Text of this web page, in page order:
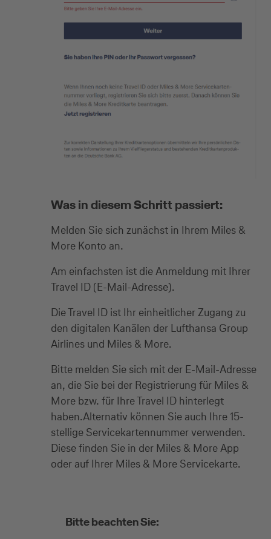
Was in diesem Schritt passiert:
Melden Sie sich zunächst in Ihrem Miles &
More Konto an.
Am einfachsten ist die Anmeldung mit Ihrer
Travel ID (E-Mail-Adresse).
Die Travel ID ist Ihr einheitlicher Zugang zu
den digitalen Kanälen der Lufthansa Group
Airlines und Miles & More.
Bitte melden Sie sich mit der E-Mail-Adresse
an, die Sie bei der Registrierung für Miles &
More bzw. für Ihre Travel ID hinterlegt
haben.​Alternativ können Sie auch Ihre 15-
stellige Servicekartennummer verwenden.
Diese finden Sie in der Miles & More App
oder auf Ihrer Miles & More Servicekarte.
Bitte beachten Sie: